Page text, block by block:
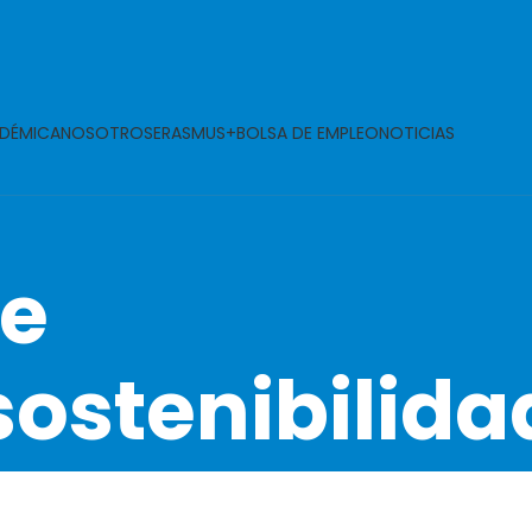
NOSOTROSERASMUS+BOLSA DE EMPLEONOTICIAS